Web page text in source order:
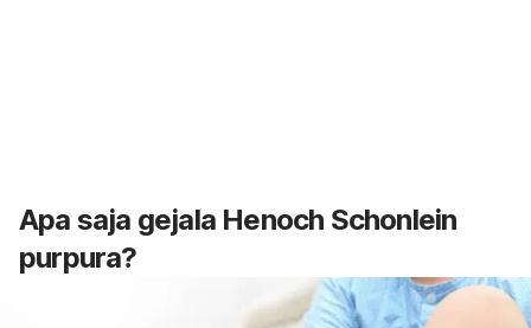
Apa saja gejala Henoch Schonlein
purpura?